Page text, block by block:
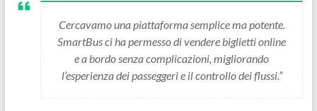
Cercavamo una piattaforma semplice ma potente.
SmartBus ci ha permesso di vendere biglietti online
e a bordo senza complicazioni, migliorando
l’esperienza dei passeggeri e il controllo dei flussi.”